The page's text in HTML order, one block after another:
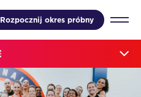
Rozpocznij okres próbny